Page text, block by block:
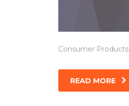
Consumer Products
READ MORE